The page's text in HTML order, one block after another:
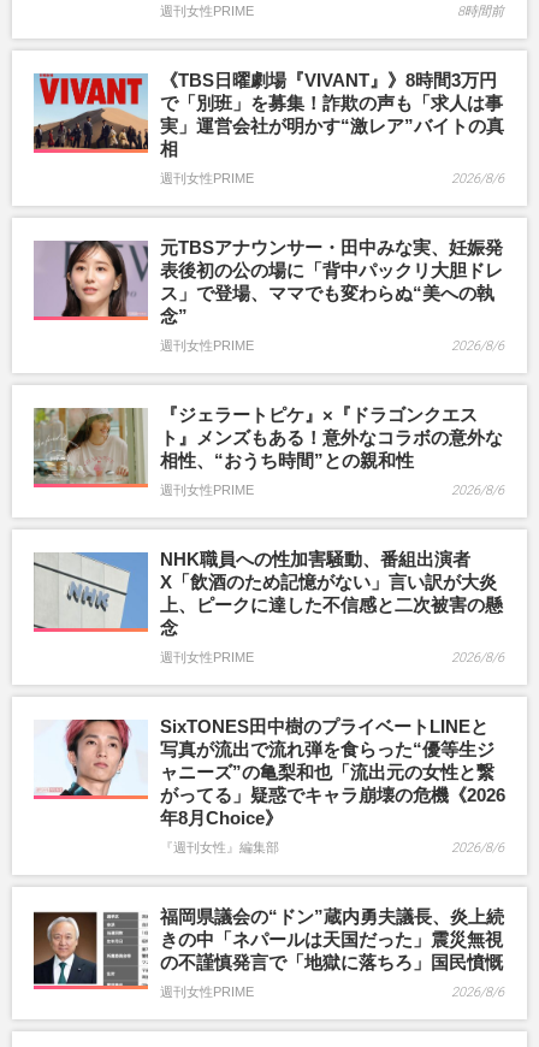
週刊女性PRIME 8時間前
《TBS日曜劇場『VIVANT』》8時間3万円
で「別班」を募集！詐欺の声も「求人は事
実」運営会社が明かす“激レア”バイトの真
相
週刊女性PRIME 2026/8/6
元TBSアナウンサー・田中みな実、妊娠発
表後初の公の場に「背中パックリ大胆ドレ
ス」で登場、ママでも変わらぬ“美への執
念”
週刊女性PRIME 2026/8/6
『ジェラートピケ』×『ドラゴンクエス
ト』メンズもある！意外なコラボの意外な
相性、“おうち時間”との親和性
週刊女性PRIME 2026/8/6
NHK職員への性加害騒動、番組出演者
X「飲酒のため記憶がない」言い訳が大炎
上、ピークに達した不信感と二次被害の懸
念
週刊女性PRIME 2026/8/6
SixTONES田中樹のプライベートLINEと
写真が流出で流れ弾を食らった“優等生ジ
ャニーズ”の亀梨和也「流出元の女性と繋
がってる」疑惑でキャラ崩壊の危機《2026
年8月Choice》
『週刊女性』編集部 2026/8/6
福岡県議会の“ドン”蔵内勇夫議長、炎上続
きの中「ネパールは天国だった」震災無視
の不謹慎発言で「地獄に落ちろ」国民憤慨
週刊女性PRIME 2026/8/6